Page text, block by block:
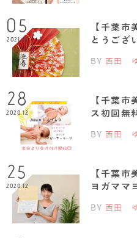
05
2021.01
【千葉
とうござ
BY 西田
28
2020.12
【千葉
ス初回無
BY 西田
25
2020.12
【千葉
ヨガママ
BY 西田